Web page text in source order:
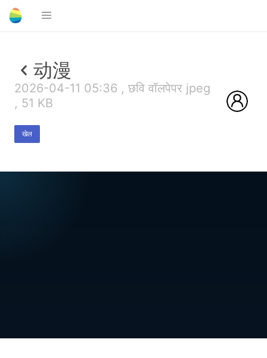
动漫
2026-04-11 05:36 , छवि वॉलपेपर jpeg
, 51 KB
खेल